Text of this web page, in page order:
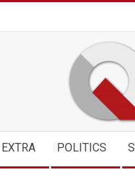
EXTRA POLITICS